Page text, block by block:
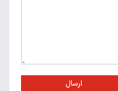
ارسال